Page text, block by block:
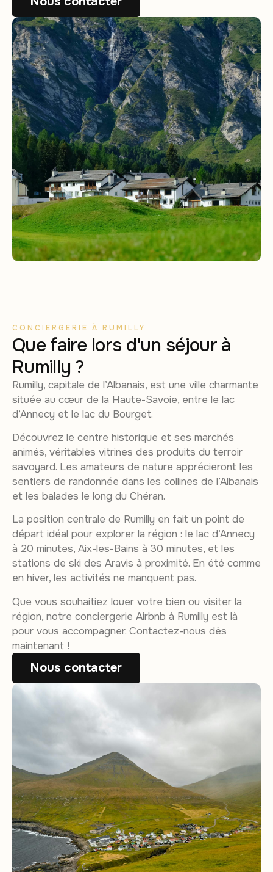
CONCIERGERIE À RUMILLY
Que faire lors d'un séjour à
Rumilly ?
Rumilly, capitale de l’Albanais, est une ville charmante
située au cœur de la Haute-Savoie, entre le lac
d’Annecy et le lac du Bourget.
Découvrez le centre historique et ses marchés
animés, véritables vitrines des produits du terroir
savoyard. Les amateurs de nature apprécieront les
sentiers de randonnée dans les collines de l’Albanais
et les balades le long du Chéran.
La position centrale de Rumilly en fait un point de
départ idéal pour explorer la région : le lac d’Annecy
à 20 minutes, Aix-les-Bains à 30 minutes, et les
stations de ski des Aravis à proximité. En été comme
en hiver, les activités ne manquent pas.
Que vous souhaitiez louer votre bien ou visiter la
région, notre conciergerie Airbnb à Rumilly est là
pour vous accompagner. Contactez-nous dès
maintenant !
Nous contacter